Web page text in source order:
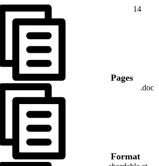
Pages
14
Format
.doc